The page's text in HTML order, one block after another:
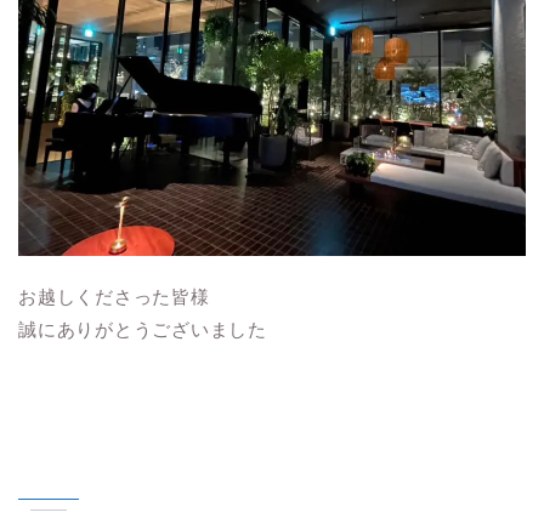
お越しくださった皆様
誠にありがとうございました